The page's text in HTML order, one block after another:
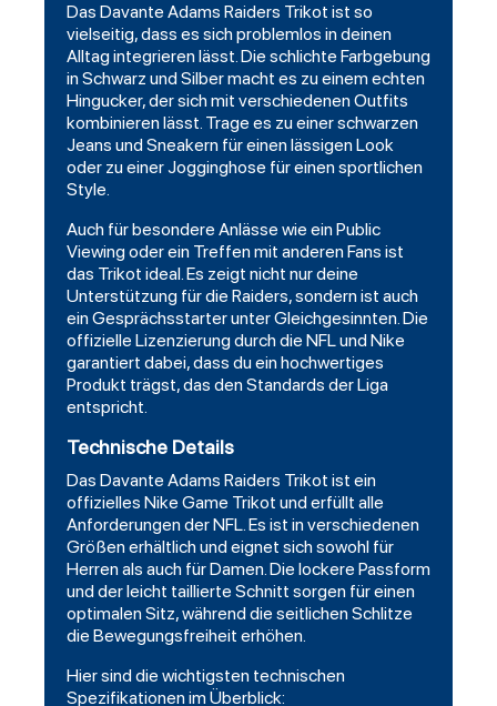
Das Davante Adams Raiders Trikot ist so
vielseitig, dass es sich problemlos in deinen
Alltag integrieren lässt. Die schlichte Farbgebung
in Schwarz und Silber macht es zu einem echten
Hingucker, der sich mit verschiedenen Outfits
kombinieren lässt. Trage es zu einer schwarzen
Jeans und Sneakern für einen lässigen Look
oder zu einer Jogginghose für einen sportlichen
Style.
Auch für besondere Anlässe wie ein Public
Viewing oder ein Treffen mit anderen Fans ist
das Trikot ideal. Es zeigt nicht nur deine
Unterstützung für die Raiders, sondern ist auch
ein Gesprächsstarter unter Gleichgesinnten. Die
offizielle Lizenzierung durch die NFL und Nike
garantiert dabei, dass du ein hochwertiges
Produkt trägst, das den Standards der Liga
entspricht.
Technische Details
Das Davante Adams Raiders Trikot ist ein
offizielles Nike Game Trikot und erfüllt alle
Anforderungen der NFL. Es ist in verschiedenen
Größen erhältlich und eignet sich sowohl für
Herren als auch für Damen. Die lockere Passform
und der leicht taillierte Schnitt sorgen für einen
optimalen Sitz, während die seitlichen Schlitze
die Bewegungsfreiheit erhöhen.
Hier sind die wichtigsten technischen
Spezifikationen im Überblick: